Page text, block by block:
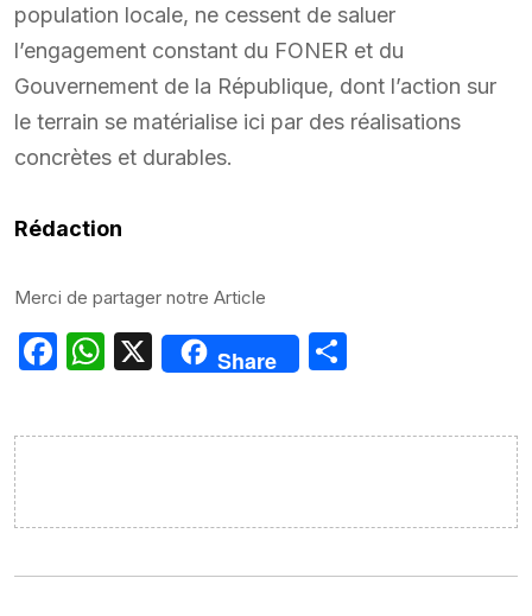
population locale, ne cessent de saluer
l’engagement constant du FONER et du
Gouvernement de la République, dont l’action sur
le terrain se matérialise ici par des réalisations
concrètes et durables.
Rédaction
Merci de partager notre Article
Facebook
WhatsApp
X Share